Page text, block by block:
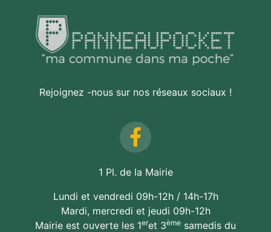
Rejoignez -nous sur nos réseaux sociaux !
1 Pl. de la Mairie
Lundi et vendredi 09h-12h / 14h-17h
Mardi, mercredi et jeudi 09h-12h
Mairie est ouverte les 1eret 3ème samedis du